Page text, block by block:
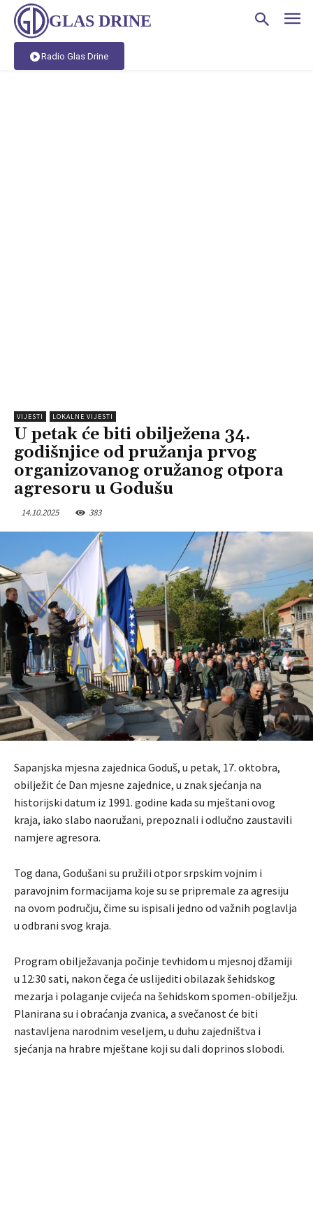
GLAS DRINE
Radio Glas Drine
VIJESTI LOKALNE VIJESTI
U petak će biti obilježena 34.
godišnjice od pružanja prvog
organizovanog oružanog otpora
agresoru u Godušu
14.10.2025 383
Sapanjska mjesna zajednica Goduš, u petak, 17. oktobra,
obilježit će Dan mjesne zajednice, u znak sjećanja na
historijski datum iz 1991. godine kada su mještani ovog
kraja, iako slabo naoružani, prepoznali i odlučno zaustavili
namjere agresora.
Tog dana, Godušani su pružili otpor srpskim vojnim i
paravojnim formacijama koje su se pripremale za agresiju
na ovom području, čime su ispisali jedno od važnih poglavlja
u odbrani svog kraja.
Program obilježavanja počinje tevhidom u mjesnoj džamiji
u 12:30 sati, nakon čega će uslijediti obilazak šehidskog
mezarja i polaganje cvijeća na šehidskom spomen-obilježju.
Planirana su i obraćanja zvanica, a svečanost će biti
nastavljena narodnim veseljem, u duhu zajedništva i
sjećanja na hrabre mještane koji su dali doprinos slobodi.